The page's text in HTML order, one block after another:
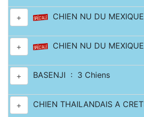
+ CHIEN NU DU
+ CHIEN NU DU
+ BASENJI : 3 Chiens
+ CHIEN THAILANDAIS A